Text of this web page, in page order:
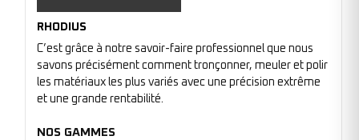
RHODIUS
C’est grâce à notre savoir-faire professionnel que nous
savons précisément comment tronçonner, meuler et polir
les matériaux les plus variés avec une précision extrême
et une grande rentabilité.
NOS GAMMES